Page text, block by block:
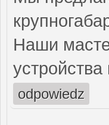
Наши
odpowiedz